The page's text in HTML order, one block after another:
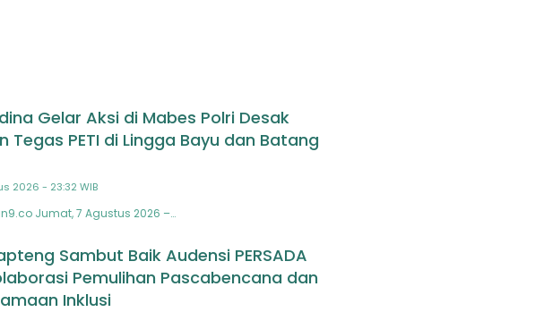
Gelar Aksi di Mabes Polri Desak
Tegas PETI di Lingga Bayu dan Batang
2026 - 23:32 WIB
Jumat, 7 Agustus 2026 –…
Sambut Baik Audensi PERSADA
Pemulihan Pascabencana dan
Inklusi